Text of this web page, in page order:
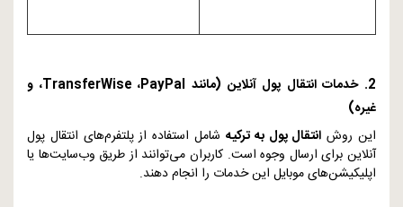
2. خدمات انتقال پول آنلاین (مانند PayPal، TransferWise، و
غیره)
این روش انتقال پول به ترکیه شامل استفاده از پلتفرم‌های انتقال پول
آنلاین برای ارسال وجوه است. کاربران می‌توانند از طریق وب‌سایت‌ها یا
اپلیکیشن‌های موبایل این خدمات را انجام دهند.